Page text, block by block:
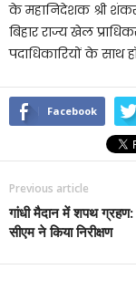
के महानिदेशक श्री
बिहार राज्य खेल
पदाधिकारियों के साथ
Facebook
Previous article
गांधी मैदान में शपथ ग्रहण:
सीएम ने किया निरीक्षण